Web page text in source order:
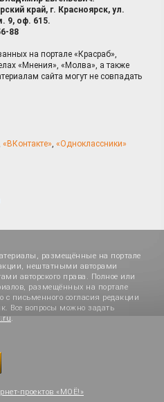
край, г. Красноярск, ул.
9, оф. 615.
88
на портале «Красраб»,
«Мнения», «Молва», а также
сайта могут не совпадать
«ВКонтакте» «Одноклассники»
размещённые на портале
нештатными авторами
авторского права. Полное или
размещённых на портале
с письменного согласия редакции
Все вопросы можно задать
.
проектов «МОЁ!»